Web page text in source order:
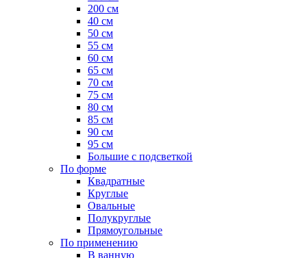
200 см
40 см
50 см
55 см
60 см
65 см
70 см
75 см
80 см
85 см
90 см
95 см
Большие с подсветкой
По форме
Квадратные
Круглые
Овальные
Полукруглые
Прямоугольные
По применению
В ванную